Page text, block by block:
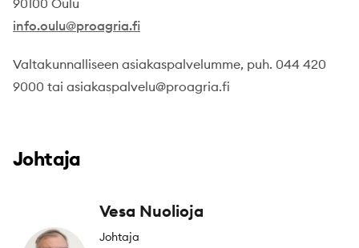
90100 Oulu
info.oulu@proagria.fi
Valtakunnalliseen asiakaspalvelumme, puh. 044 420
9000 tai asiakaspalvelu@proagria.fi
Johtaja
Vesa Nuolioja
Johtaja